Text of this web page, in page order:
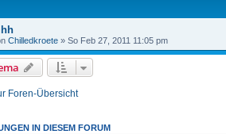
Chilledkroete » So Feb 27, 2011 11:05 pm
Foren-Übersicht
IN DIESEM FORUM